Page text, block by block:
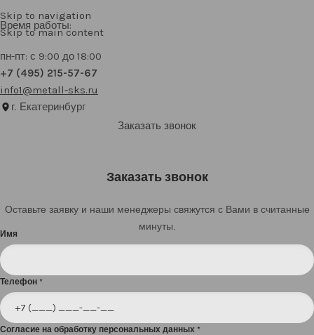
Skip to navigation
Skip to main content
Время работы:
пн-пт: с 9:00 до 18:00
+7 (495) 215-57-67
info1@metall-sks.ru
г. Екатеринбург
Заказать звонок
Заказать звонок
Оставьте заявку и наши менеджеры свяжутся с Вами в считанные
минуты.
Имя
Телефон *
Согласие на обработку персональных данных *